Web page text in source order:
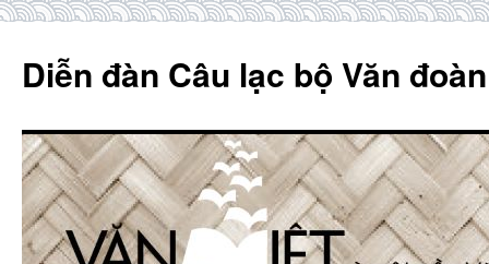
content
Diễn đàn Câu lạc bộ Văn